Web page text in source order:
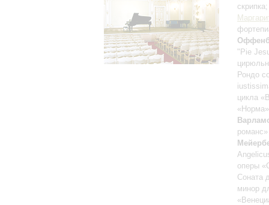
"Pie
Рондо
цикла
оперы
Соната
минор